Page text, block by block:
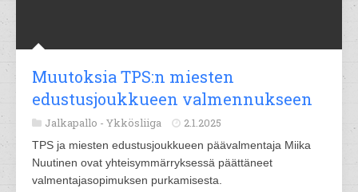
Muutoksia TPS:n miesten
edustusjoukkueen valmennukseen
Jalkapallo - Ykkösliiga 2.1.2025
TPS ja miesten edustusjoukkueen päävalmentaja Miika
Nuutinen ovat yhteisymmärryksessä päättäneet
valmentajasopimuksen purkamisesta.